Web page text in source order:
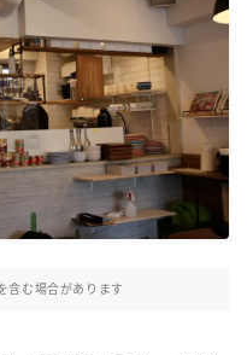
含む場合があります